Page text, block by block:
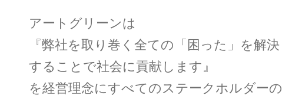
アートグリーンは
『弊社を取り巻く全ての「困った」を解決
することで社会に貢献します』
を経営理念にすべてのステークホルダーの